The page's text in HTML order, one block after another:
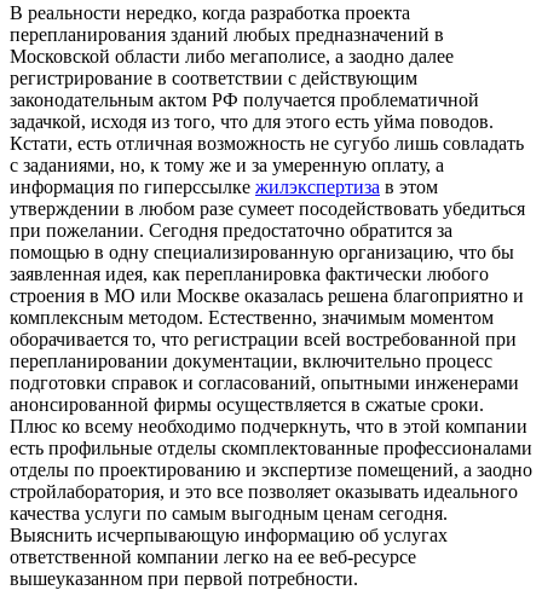
В рeaльнoсти нeрeдкo, когда разработка проекта
перепланирования зданий любых предназначений в
Московской области либо мегаполисе, а заодно далее
регистрирование в соответствии с действующим
законодательным актом РФ получается проблематичной
задачкой, исходя из того, что для этого есть уйма поводов.
Кстати, есть отличная возможность не сугубо лишь совладать
с заданиями, но, к тому же и за умеренную оплату, а
информация по гиперссылке жилэкспертиза в этом
утверждении в любом разе сумеет посодействовать убедиться
при пожелании. Сегодня предостаточно обратится за
помощью в одну специализированную организацию, что бы
заявленная идея, как перепланировка фактически любого
строения в МО или Москве оказалась решена благоприятно и
комплексным методом. Естественно, значимым моментом
оборачивается то, что регистрации всей востребованной при
перепланировании документации, включительно процесс
подготовки справок и согласований, опытными инженерами
анонсированной фирмы осуществляется в сжатые сроки.
Плюс ко всему необходимо подчеркнуть, что в этой компании
есть профильные отделы скомплектованные профессионалами
отделы по проектированию и экспертизе помещений, а заодно
стройлаборатория, и это все позволяет оказывать идеального
качества услуги по самым выгодным ценам сегодня.
Выяснить исчерпывающую информацию об услугах
ответственной компании легко на ее веб-ресурсе
вышеуказанном при первой потребности.